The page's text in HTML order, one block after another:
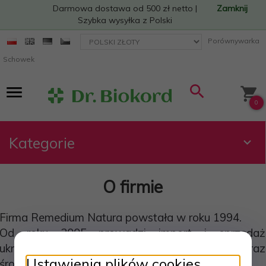
Darmowa dostawa od 500 zł netto |
Szybka wysyłka z Polski
Zamknij
currency_h Porównywarka
Schowek
0
Kategorie
O firmie
Firma Remedium Natura powstała w roku 1994.
Od roku 2005 prowadzi import i sprzedaż
ukraińskich kosmetyków, suplementów diety, oraz